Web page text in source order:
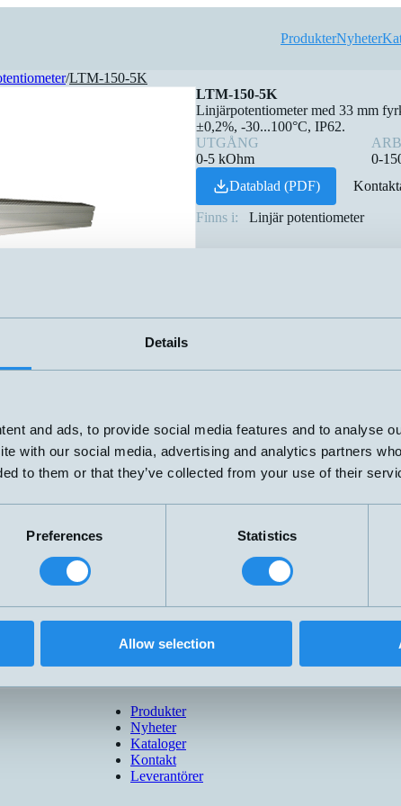
Details
and ads, to provide social media features and to analyse
with our social media, advertising and analytics partners
to them or that they’ve collected from your use of their
Preferences Statistics
Allow selection
ProdukterNyheter
/LTM-150-5K
LTM-150-5K
Linjärpotentiometer med 33 mm
±0,2%, -30...100­°C, IP62.
UTGÅNG
0-5 kOhm
0-
Datablad (PDF)
Finns i: Linjär potentiometer
0-5 kOhm
4-20mA
0-5 kOhm
0-5 KOhm
4-20mA
Produkter
Nyheter
Kataloger
Kontakt
Leverantörer